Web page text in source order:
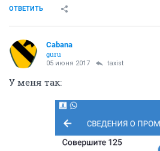
ОТВЕТИТЬ
Cabana
guru
05 июня 2017 taxist
У меня так: